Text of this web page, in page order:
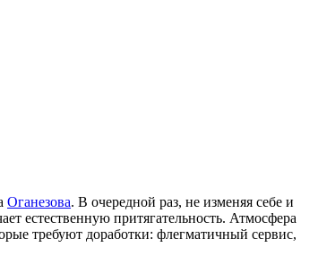
Оганезова. В очередной раз, не изменяя себе и
естественную притягательность. Атмосфера
требуют доработки: флегматичный сервис,